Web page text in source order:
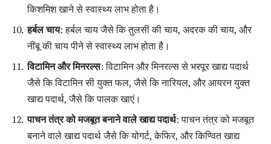
किशमिश खाने से स्वास्थ्य लाभ होता है।
हर्बल चाय: हर्बल चाय जैसे कि तुलसी की चाय, अदरक की चाय, और
नींबू की चाय पीने से स्वास्थ्य लाभ होता है।
विटामिन और मिनरल्स: विटामिन और मिनरल्स से भरपूर खाद्य पदार्थ
जैसे कि विटामिन सी युक्त फल, जैसे कि नारियल, और आयरन युक्त
खाद्य पदार्थ, जैसे कि पालक खाएं।
पाचन तंत्र को मजबूत बनाने वाले खाद्य पदार्थ: पाचन तंत्र को मजबूत
बनाने वाले खाद्य पदार्थ जैसे कि योगर्ट, केफिर, और किण्वित खाद्य